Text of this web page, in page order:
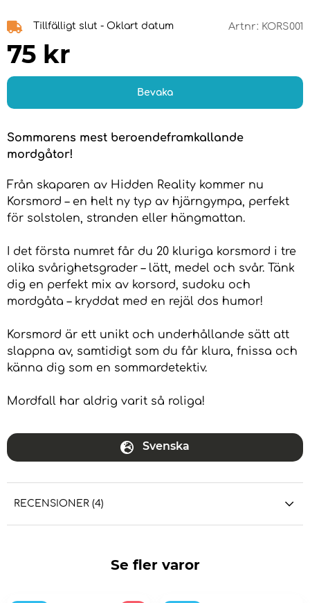
Tillfälligt slut - Oklart datum Artnr: KORS001
75 kr
Bevaka
Sommarens mest beroendeframkallande
mordgåtor!
Från skaparen av Hidden Reality kommer nu
Korsmord – en helt ny typ av hjärngympa, perfekt
för solstolen, stranden eller hängmattan.
I det första numret får du 20 kluriga korsmord i tre
olika svårighetsgrader – lätt, medel och svår. Tänk
dig en perfekt mix av korsord, sudoku och
mordgåta – kryddat med en rejäl dos humor!
Korsmord är ett unikt och underhållande sätt att
slappna av, samtidigt som du får klura, fnissa och
känna dig som en sommardetektiv.
Mordfall har aldrig varit så roliga!
Svenska
RECENSIONER (4)
Se fler varor